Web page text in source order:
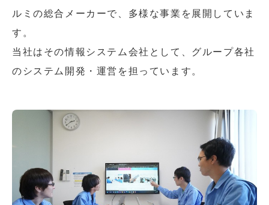
ルミの総合メーカーで、多様な事業を展開していま
す。
当社はその情報システム会社として、グループ各社
のシステム開発・運営を担っています。